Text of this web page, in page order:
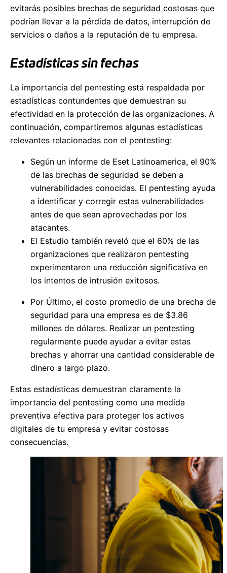
evitarás posibles brechas de seguridad costosas que
podrían llevar a la pérdida de datos, interrupción de
servicios o daños a la reputación de tu empresa.
Estadísticas sin fechas
La importancia del pentesting está respaldada por
estadísticas contundentes que demuestran su
efectividad en la protección de las organizaciones. A
continuación, compartiremos algunas estadísticas
relevantes relacionadas con el pentesting:
Según un informe de Eset Latinoamerica, el 90%
de las brechas de seguridad se deben a
vulnerabilidades conocidas. El pentesting ayuda
a identificar y corregir estas vulnerabilidades
antes de que sean aprovechadas por los
atacantes.
El Estudio también reveló que el 60% de las
organizaciones que realizaron pentesting
experimentaron una reducción significativa en
los intentos de intrusión exitosos.
Por Último, el costo promedio de una brecha de
seguridad para una empresa es de $3.86
millones de dólares. Realizar un pentesting
regularmente puede ayudar a evitar estas
brechas y ahorrar una cantidad considerable de
dinero a largo plazo.
Estas estadísticas demuestran claramente la
importancia del pentesting como una medida
preventiva efectiva para proteger los activos
digitales de tu empresa y evitar costosas
consecuencias.